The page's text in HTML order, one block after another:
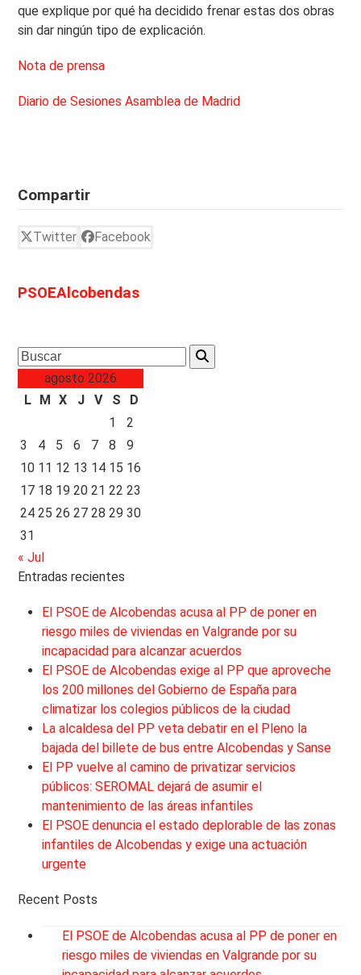
que explique por qué ha decidido frenar estas dos obras
sin dar ningún tipo de explicación.
Nota de prensa
Diario de Sesiones Asamblea de Madrid
Compartir
Twitter Facebook
PSOEAlcobendas
Search
agosto 2026
L M X J V S
D
1
2
3
4 5 6 7 8
9
10 11 12 13 14 15 16
17 18 19 20 21 22 23
24 25 26 27 28 29 30
31
« Jul
Entradas recientes
El PSOE de Alcobendas acusa al PP de poner en
riesgo miles de viviendas en Valgrande por su
incapacidad para alcanzar acuerdos
El PSOE de Alcobendas exige al PP que aproveche
los 200 millones del Gobierno de España para
climatizar los colegios públicos de la ciudad
La alcaldesa del PP veta debatir en el Pleno la
bajada del billete de bus entre Alcobendas y Sanse
El PP vuelve al camino de privatizar servicios
públicos: SEROMAL dejará de asumir el
mantenimiento de las áreas infantiles
El PSOE denuncia el estado deplorable de las zonas
infantiles de Alcobendas y exige una actuación
urgente
Recent Posts
El PSOE de Alcobendas acusa al PP de poner en
riesgo miles de viviendas en Valgrande por su